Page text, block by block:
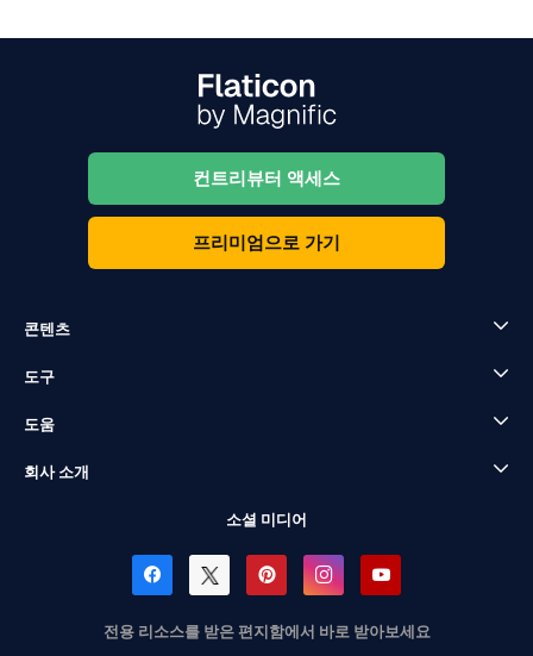
컨트리뷰터 액세스
프리미엄으로 가기
콘텐츠
도구
도움
회사 소개
소셜 미디어
전용 리소스를 받은 편지함에서 바로 받아보세요